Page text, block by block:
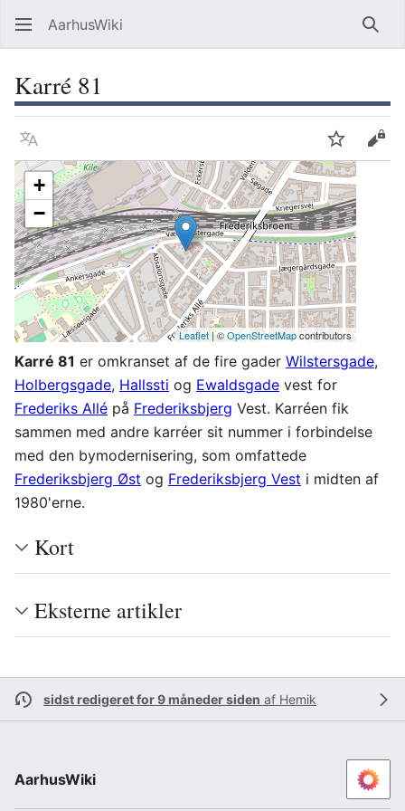
AarhusWiki Søg
Karré 81
Sprog OvervågVis
+
−
Leaflet | ©OpenStreetMapcontributors
Karré 81 er omkranset af de fire gader Wilstersgade,
Holbergsgade, Hallssti og Ewaldsgade vest for
Frederiks Allé på Frederiksbjerg Vest. Karréen fik
sammen med andre karréer sit nummer i forbindelse
med den bymodernisering, som omfattede
Frederiksbjerg Øst og Frederiksbjerg Vest i midten af
1980'erne.
Kort
Eksterne artikler
sidst redigeret for 9 måneder siden af Hemik
AarhusWiki